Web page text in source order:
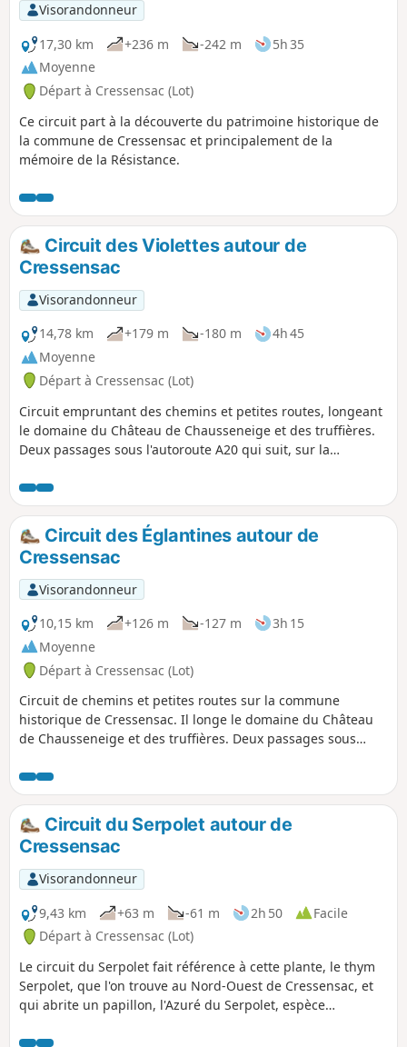
Visorandonneur
17,30 km
+236 m -242 m
5h 35
Moyenne
Départ à Cressensac (Lot)
Ce circuit part à la découverte du patrimoine historique de
la commune de Cressensac et principalement de la
mémoire de la Résistance.
Circuit des Violettes autour de
Cressensac
Visorandonneur
14,78 km
+179 m -180 m
4h 45
Moyenne
Départ à Cressensac (Lot)
Circuit empruntant des chemins et petites routes, longeant
le domaine du Château de Chausseneige et des truffières.
Deux passages sous l'autoroute A20 qui suit, sur la
souterraine suite à un tremblement de terre au XVème
siècle.
Circuit des Églantines autour de
Cressensac
Visorandonneur
10,15 km
+126 m -127 m
3h 15
Moyenne
Départ à Cressensac (Lot)
Circuit de chemins et petites routes sur la commune
historique de Cressensac. Il longe le domaine du Château
de Chausseneige et des truffières. Deux passages sous
Rivière l'Orupt, aujourd'hui, souterraine suite à un
tremblement de terre au XVe siècle.
Circuit du Serpolet autour de
Cressensac
Visorandonneur
9,43 km
+63 m -61 m 2h 50
Facile
Départ à Cressensac (Lot)
Le circuit du Serpolet fait référence à cette plante, le thym
Serpolet, que l'on trouve au Nord-Ouest de Cressensac, et
qui abrite un papillon, l'Azuré du Serpolet, espèce
avec son four à pain et son puits, puis offre une vue sur le